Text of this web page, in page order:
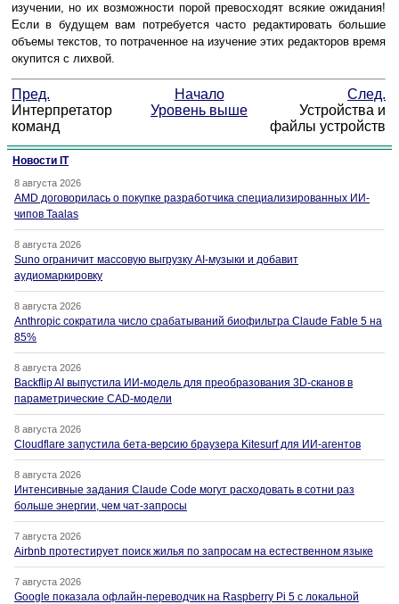
изучении, но их возможности порой превосходят всякие ожидания!
Если в будущем вам потребуется часто редактировать большие
объемы текстов, то потраченное на изучение этих редакторов время
окупится с лихвой.
Пред. Начало
След.
Интерпретатор
команд
Уровень выше
Устройства и
файлы устройств
Новости IT
8 августа 2026
AMD договорилась о покупке разработчика специализированных ИИ-
чипов Taalas
8 августа 2026
Suno ограничит массовую выгрузку AI-музыки и добавит
аудиомаркировку
8 августа 2026
Anthropic сократила число срабатываний биофильтра Claude Fable 5 на
85%
8 августа 2026
Backflip AI выпустила ИИ-модель для преобразования 3D-сканов в
параметрические CAD-модели
8 августа 2026
Cloudflare запустила бета-версию браузера Kitesurf для ИИ-агентов
8 августа 2026
Интенсивные задания Claude Code могут расходовать в сотни раз
больше энергии, чем чат-запросы
7 августа 2026
Airbnb протестирует поиск жилья по запросам на естественном языке
7 августа 2026
Google показала офлайн-переводчик на Raspberry Pi 5 с локальной